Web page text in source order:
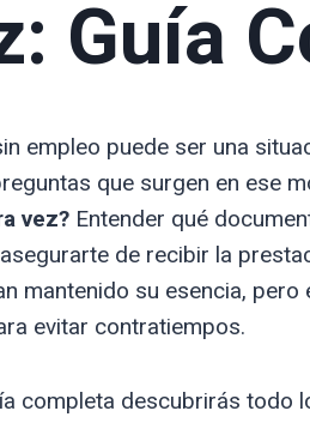
Guía
empleo puede ser una
que surgen en ese
vez?Entender qué
de recibir la
mantenido su esencia,
evitar contratiempos.
completa descubrirás todo